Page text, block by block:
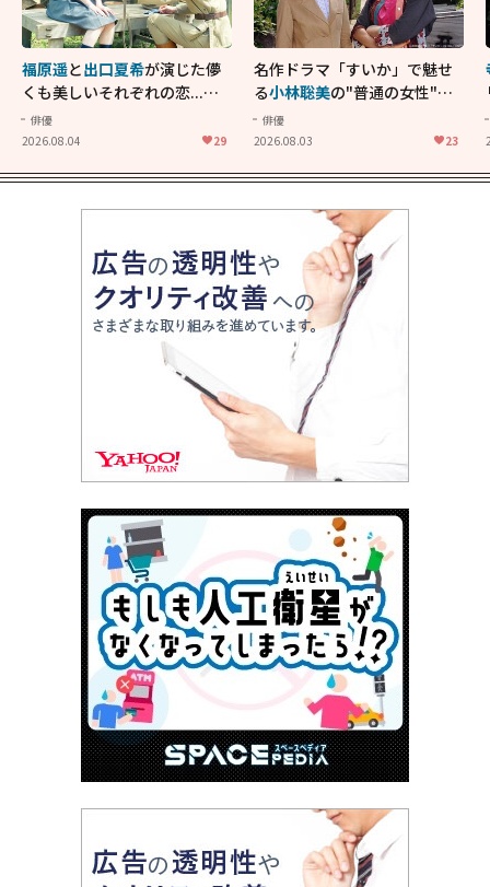
福原遥と出口夏希が演じた儚
くも美しいそれぞれの恋...生
きることの尊さを教えてくれ
た映画「あの花が咲く丘で、
俳優
2026.08.04
29
名作ドラマ「すいか」で魅せ
る小林聡美の"普通の女性"が
大人に刺さる...映画「かもめ
食堂」にも通じる静かな芝居
俳優
2026.08.03
23